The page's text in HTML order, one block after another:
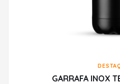
GARRAFA INOX